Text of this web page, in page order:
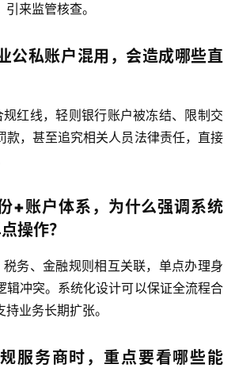
来监管核查。
公私账户混用，会造成哪些直
红线，轻则银行账户被冻结、限制交
款，甚至追究相关人员法律责任，直接
+账户体系，为什么强调系统
操作？
务、金融规则相互关联，单点办理身
辑冲突。系统化设计可以保证全流程合
业务长期扩张。
服务商时，重点要看哪些能